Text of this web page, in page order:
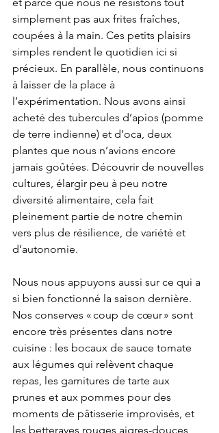
simplement pas aux frites fraîches,
coupées à la main. Ces petits plaisirs
simples rendent le quotidien ici si
précieux. En parallèle, nous continuons
à laisser de la place à
l’expérimentation. Nous avons ainsi
acheté des tubercules d’apios (pomme
de terre indienne) et d’oca, deux
plantes que nous n’avions encore
jamais goûtées. Découvrir de nouvelles
cultures, élargir peu à peu notre
diversité alimentaire, cela fait
pleinement partie de notre chemin
vers plus de résilience, de variété et
d’autonomie.
Nous nous appuyons aussi sur ce qui a
si bien fonctionné la saison dernière.
Nos conserves « coup de cœur » sont
encore très présentes dans notre
cuisine : les bocaux de sauce tomate
aux légumes qui relèvent chaque
repas, les garnitures de tarte aux
prunes et aux pommes pour des
moments de pâtisserie improvisés, et
les betteraves rouges aigres-douces